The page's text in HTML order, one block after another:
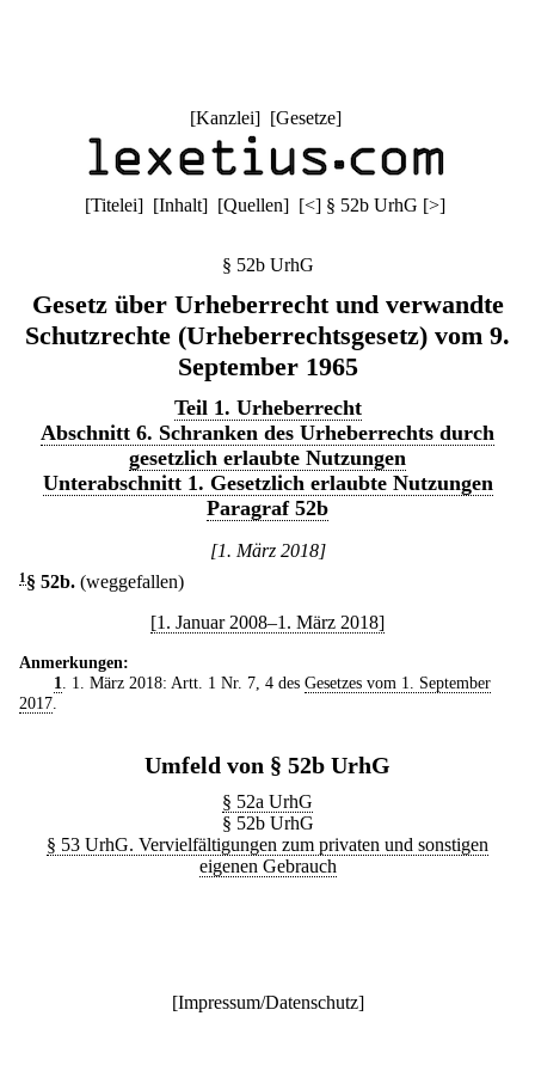
[Kanzlei] [Gesetze]
[Titelei] [Inhalt] [Quellen] [<] § 52b UrhG [>]
§ 52b UrhG
Gesetz über Urheberrecht und verwandte
Schutzrechte (Urheberrechtsgesetz) vom 9.
September 1965
Teil 1. Urheberrecht
Abschnitt 6. Schranken des Urheberrechts durch
gesetzlich erlaubte Nutzungen
Unterabschnitt 1. Gesetzlich erlaubte Nutzungen
Paragraf 52b
[1. März 2018]
1 § 52b. (weggefallen)
[1. Januar 2008–1. März 2018]
Anmerkungen:
1
. 1. März 2018: Artt. 1 Nr. 7, 4 des Gesetzes vom 1. September
2017
Umfeld von § 52b UrhG
§ 52a UrhG
§ 52b UrhG
§ 53 UrhG. Vervielfältigungen zum privaten und sonstigen
eigenen Gebrauch
[Impressum/Datenschutz]